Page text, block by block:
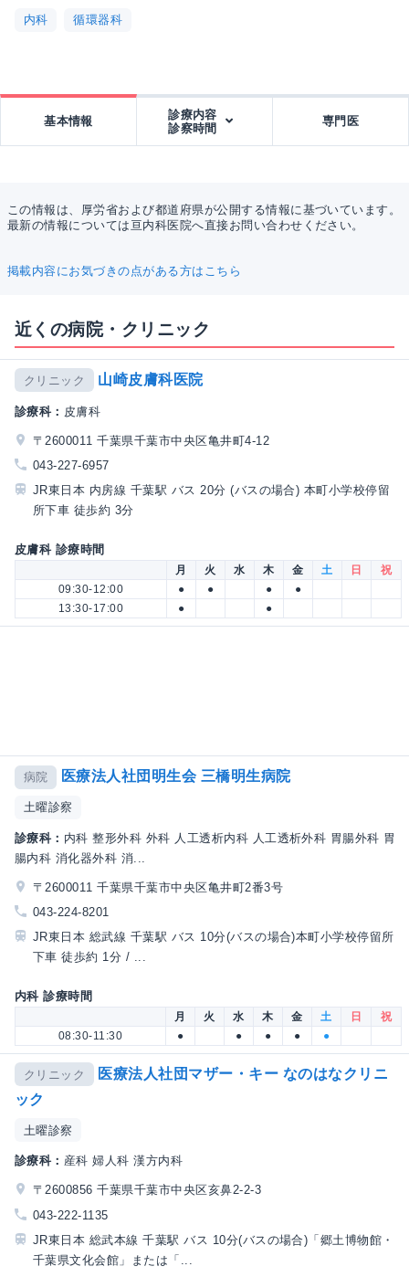
内科 循環器科
基本情報
診療内容
診察時間
専門医
この情報は、厚労省および都道府県が公開する情報に基づいています。
最新の情報については亘内科医院へ直接お問い合わせください。
掲載内容にお気づきの点がある方はこちら
近くの病院・クリニック
クリニック 山崎皮膚科医院
診療科： 皮膚科
〒2600011 千葉県千葉市中央区亀井町4-12
043-227-6957
JR東日本 内房線 千葉駅 バス 20分 (バスの場合) 本町小学校停留
所下車 徒歩約 3分
皮膚科 診療時間
月 火 水 木 金 土 日
祝
09:30-12:00
● ● ●
●
13:30-17:00
● ●
病院 医療法人社団明生会 三橋明生病院
土曜診察
診療科： 内科 整形外科 外科 人工透析内科 人工透析外科 胃腸外科 胃
腸内科 消化器外科 消...
〒2600011 千葉県千葉市中央区亀井町2番3号
043-224-8201
JR東日本 総武線 千葉駅 バス 10分(バスの場合)本町小学校停留所
下車 徒歩約 1分 / ...
内科 診療時間
月 火 水 木 金 土 日
祝
08:30-11:30
● ● ● ● ●
クリニック
医療法人社団マザー・キー なのはなクリニ
ック
土曜診察
診療科： 産科 婦人科 漢方内科
〒2600856 千葉県千葉市中央区亥鼻2-2-3
043-222-1135
JR東日本 総武本線 千葉駅 バス 10分(バスの場合)「郷土博物館・
千葉県文化会館」または「...